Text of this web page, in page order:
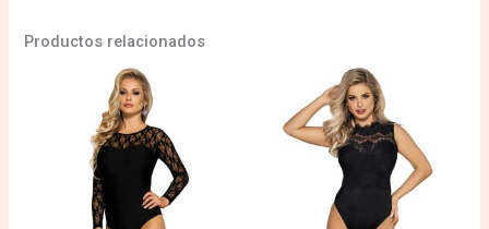
Productos relacionados